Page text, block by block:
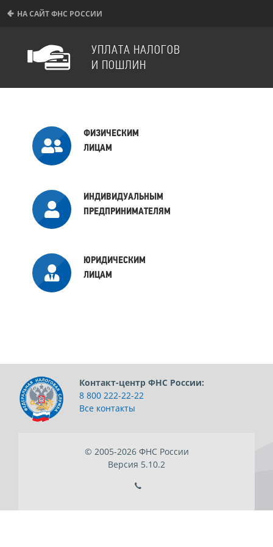
НА САЙТ ФНС РОССИИ
УПЛАТА НАЛОГОВ
И ПОШЛИН
ФИЗИЧЕСКИМ
ЛИЦАМ
ИНДИВИДУАЛЬНЫМ
ПРЕДПРИНИМАТЕЛЯМ
ЮРИДИЧЕСКИМ
ЛИЦАМ
Контакт-центр ФНС России:
8 800 222-22-22
Все контакты
© 2005-2026 ФНС России
Версия 5.10.2